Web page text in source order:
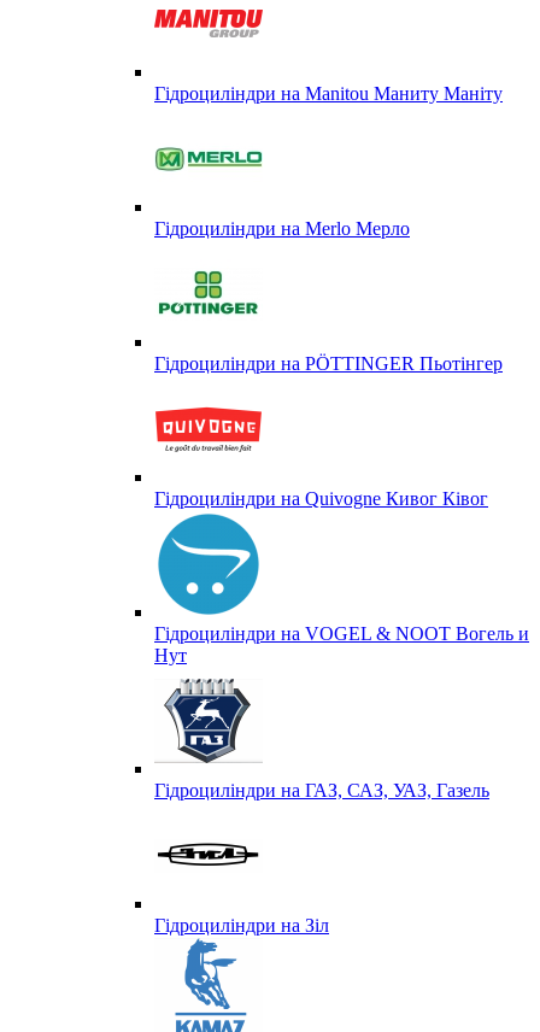
Гідроциліндри на Manitou Маниту Маніту
Гідроциліндри на Merlo Мерло
Гідроциліндри на PÖTTINGER Пьотінгер
Гідроциліндри на Quivogne Кивог Ківог
Гідроциліндри на VOGEL & NOOT Вогель и
Нут
Гідроциліндри на ГАЗ, САЗ, УАЗ, Газель
Гідроциліндри на Зіл